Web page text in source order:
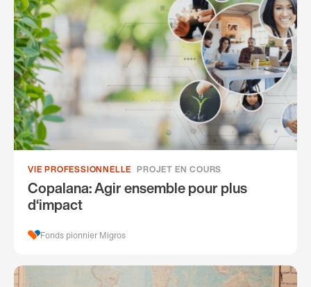
VIE PROFESSIONNELLE PROJET EN COURS
Copalana: Agir ensemble pour plus
d‘impact
Fonds pionnier Migros